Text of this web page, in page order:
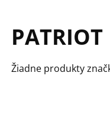
PATRIOT
Žiadne produkty